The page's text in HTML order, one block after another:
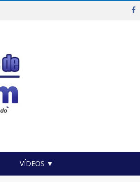
VÍDEOS ▼